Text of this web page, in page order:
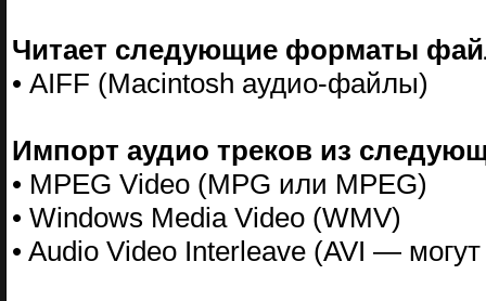
Читает следующие форматы
• AIFF (Macintosh аудио-файлы)
Импорт аудио треков из
• MPEG Video (MPG или MPEG)
• Windows Media Video (WMV)
• Audio Video Interleave (AVI —